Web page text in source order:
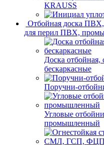
KRAUSS
Отбойная доска ПВХ,
для перил ПВХ,
Доска отбойная,
бескаркасные
Поручни-
Угловые
промышленный